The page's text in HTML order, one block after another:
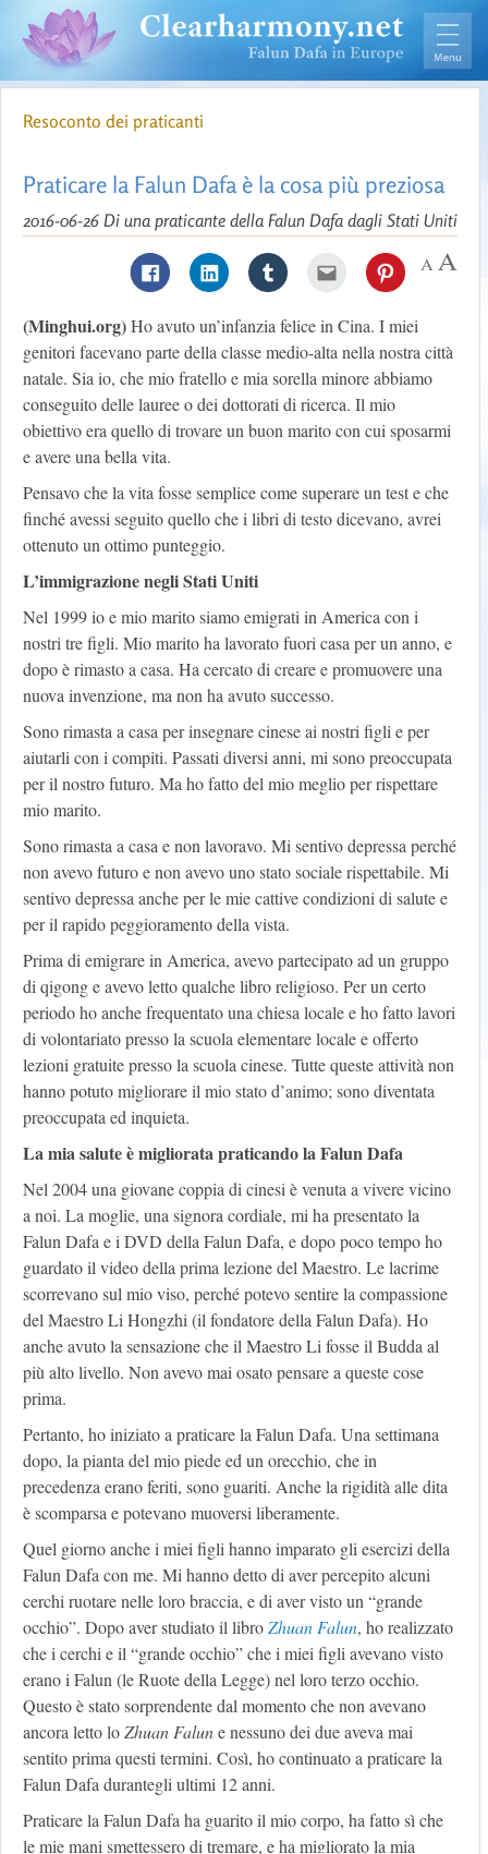
Resoconto dei praticanti
Praticare la Falun Dafa è la cosa più preziosa
Di una praticante della Falun Dafa dagli Stati Uniti
2016-06-26
(Minghui.org)Ho avuto un’infanzia felice in Cina. I miei
genitori facevano parte della classe medio-alta nella nostra città
natale. Sia io, che mio fratello e mia sorella minore abbiamo
conseguito delle lauree o dei dottorati di ricerca. Il mio
obiettivo era quello di trovare un buon marito con cui sposarmi
e avere una bella vita.
Pensavo che la vita fosse semplice come superare un test e che
finché avessi seguito quello che i libri di testo dicevano, avrei
ottenuto un ottimo punteggio.
L’immigrazione negli Stati Uniti
Nel 1999 io e mio marito siamo emigrati in America con i
nostri tre figli. Mio marito ha lavorato fuori casa per un anno, e
dopo è rimasto a casa. Ha cercato di creare e promuovere una
nuova invenzione, ma non ha avuto successo.
Sono rimasta a casa per insegnare cinese ai nostri figli e per
aiutarli con i compiti. Passati diversi anni, mi sono preoccupata
per il nostro futuro. Ma ho fatto del mio meglio per rispettare
mio marito.
Sono rimasta a casa e non lavoravo. Mi sentivo depressa perché
non avevo futuro e non avevo uno stato sociale rispettabile. Mi
sentivo depressa anche per le mie cattive condizioni di salute e
per il rapido peggioramento della vista.
Prima di emigrare in America, avevo partecipato ad un gruppo
di qigong e avevo letto qualche libro religioso. Per un certo
periodo ho anche frequentato una chiesa locale e ho fatto lavori
di volontariato presso la scuola elementare locale e offerto
lezioni gratuite presso la scuola cinese. Tutte queste attività non
hanno potuto migliorare il mio stato d’animo; sono diventata
preoccupata ed inquieta.
La mia salute è migliorata praticando la Falun Dafa
Nel 2004 una giovane coppia di cinesi è venuta a vivere vicino
a noi. La moglie, una signora cordiale, mi ha presentato la
Falun Dafa e i DVD della Falun Dafa, e dopo poco tempo ho
guardato il video della prima lezione del Maestro. Le lacrime
scorrevano sul mio viso, perché potevo sentire la compassione
del Maestro Li Hongzhi (il fondatore della Falun Dafa). Ho
anche avuto la sensazione che il Maestro Li fosse il Budda al
più alto livello. Non avevo mai osato pensare a queste cose
prima.
Pertanto, ho iniziato a praticare la Falun Dafa. Una settimana
dopo, la pianta del mio piede ed un orecchio, che in
precedenza erano feriti, sono guariti. Anche la rigidità alle dita
è scomparsa e potevano muoversi liberamente.
Quel giorno anche i miei figli hanno imparato gli esercizi della
Falun Dafa con me. Mi hanno detto di aver percepito alcuni
cerchi ruotare nelle loro braccia, e di aver visto un “grande
occhio”. Dopo aver studiato il libroZhuan Falun, ho realizzato
che i cerchi e il “grande occhio” che i miei figli avevano visto
erano i Falun (le Ruote della Legge) nel loro terzo occhio.
Questo è stato sorprendente dal momento che non avevano
ancora letto loZhuan Falune nessuno dei due aveva mai
sentito prima questi termini. Così, ho continuato a praticare la
Falun Dafa durantegli ultimi 12 anni.
Praticare la Falun Dafa ha guarito il mio corpo, ha fatto sì che
le mie mani smettessero di tremare, e ha migliorato la mia